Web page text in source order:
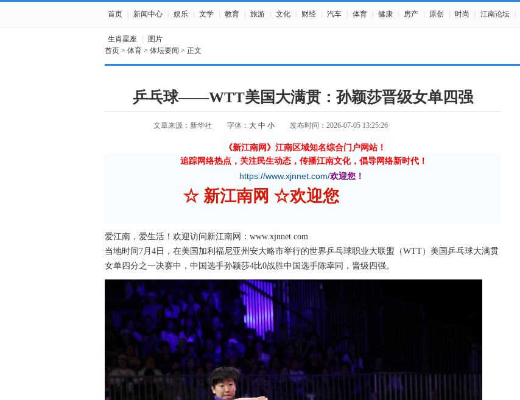
首页 新闻中心 娱乐 文学 教育 旅游 文化 财经 汽车 体育 健康 房产 原创 时尚 江南论坛
生肖星座 图片
首页 > 体育 > 体坛要闻 > 正文
乒乓球——WTT美国大满贯：孙颖莎晋级女单四强
文章来源：新华社 字体： 大 中 小 发布时间：2026-07-05 13:25:26
《新江南网》江南区域知名综合门户网站！
追踪网络热点，关注民生动态，传播江南文化，倡导网络新时代！
https://www.xjnnet.com/欢迎您！
☆ 新江南网 ☆欢迎您
爱江南，爱生活！欢迎访问新江南网：www.xjnnet.com
当地时间7月4日，在美国加利福尼亚州安大略市举行的世界乒乓球职业大联盟（WTT）美国乒乓球大满贯
女单四分之一决赛中，中国选手孙颖莎4比0战胜中国选手陈幸同，晋级四强。